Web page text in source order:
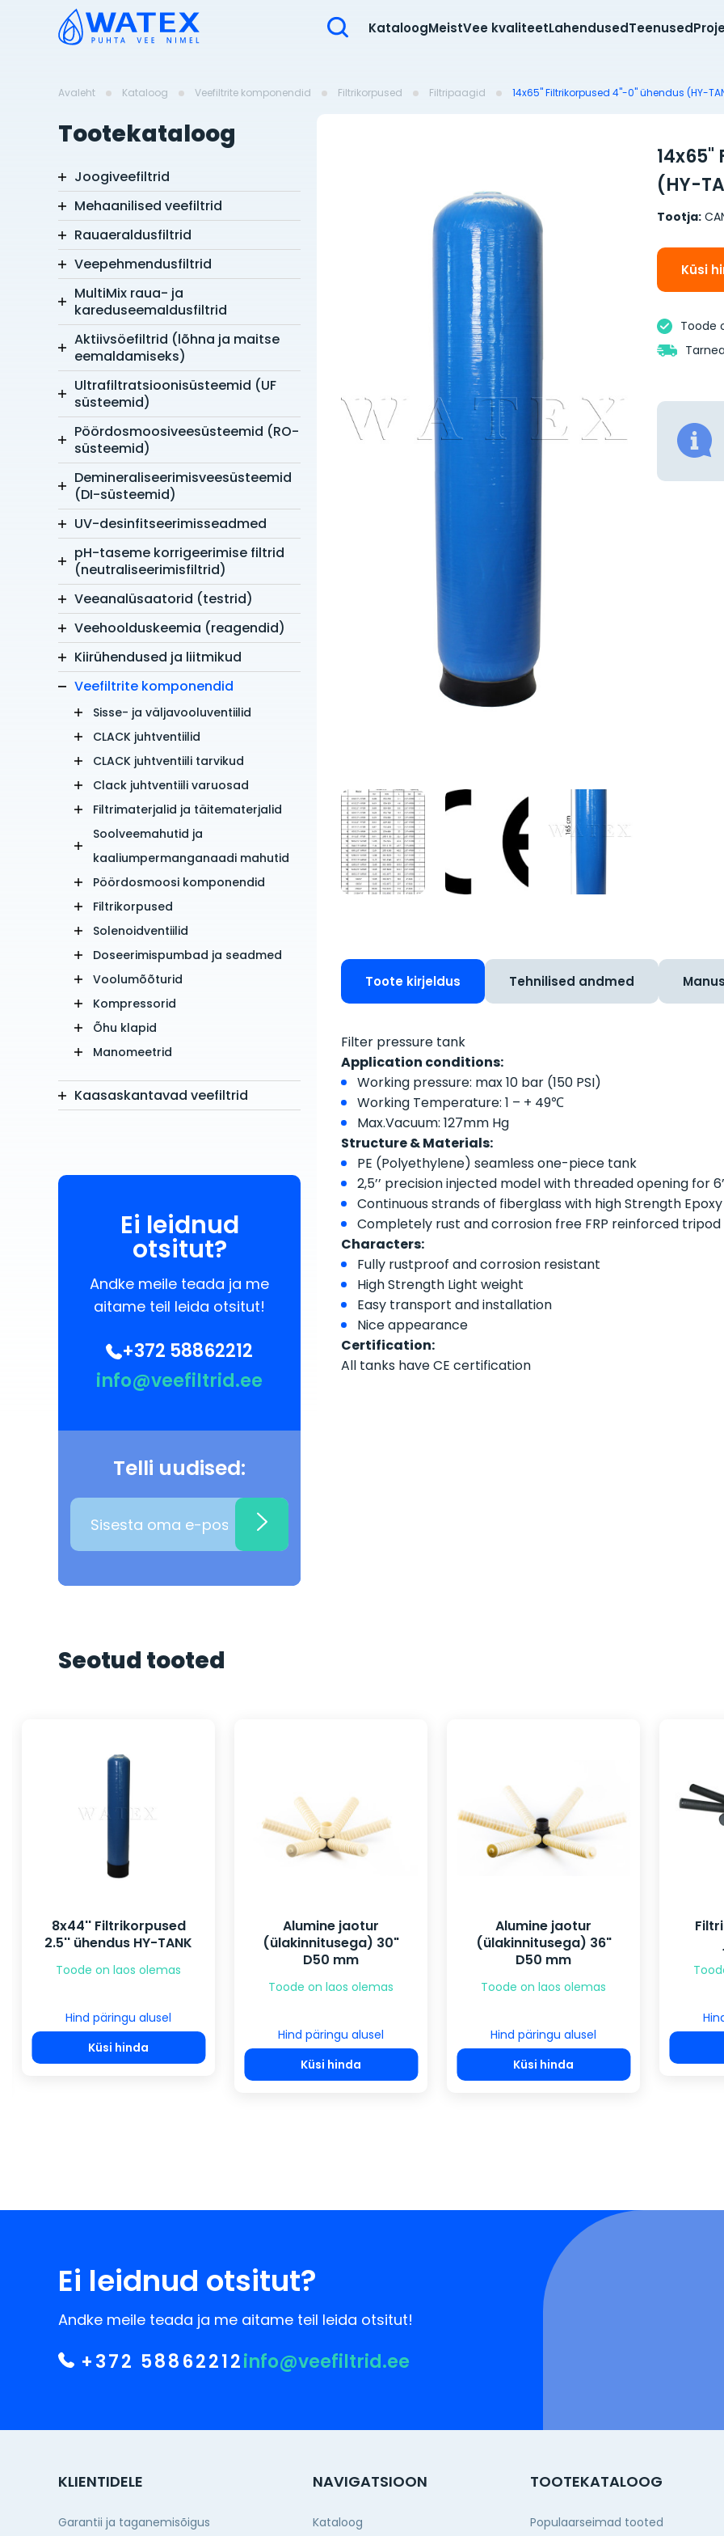
KataloogMeistVee kvaliteetLahendusedTeenused
Avaleht Kataloog Veefiltrite komponendid Filtrikorpused Filtripaagid 14x65" Filtrikorpused 4"-0'' ühendus (HY-
Tootekataloog
Joogiveefiltrid
Mehaanilised veefiltrid
Rauaeraldusfiltrid
Veepehmendusfiltrid
MultiMix raua- ja
kareduseemaldusfiltrid
Aktiivsöefiltrid (lõhna ja maitse
eemaldamiseks)
Ultrafiltratsioonisüsteemid (UF
süsteemid)
Pöördosmoosiveesüsteemid (RO-
süsteemid)
Demineraliseerimisveesüsteemid
(DI-süsteemid)
UV-desinfitseerimisseadmed
pH-taseme korrigeerimise filtrid
(neutraliseerimisfiltrid)
Veeanalüsaatorid (testrid)
Veehoolduskeemia (reagendid)
Kiirühendused ja liitmikud
Veefiltrite komponendid
Sisse- ja väljavooluventiilid
CLACK juhtventiilid
CLACK juhtventiili tarvikud
Clack juhtventiili varuosad
Filtrimaterjalid ja täitematerjalid
Soolveemahutid ja
kaaliumpermanganaadi mahutid
Pöördosmoosi komponendid
Filtrikorpused
Solenoidventiilid
Doseerimispumbad ja seadmed
Voolumõõturid
Kompressorid
Õhu klapid
Manomeetrid
Kaasaskantavad veefiltrid
Ei leidnud
otsitut?
Andke meile teada ja me
aitame teil leida otsitut!
+372 58862212
info@veefiltrid.ee
Telli uudised:
(HY-
Tootja:
Küsi
Toode
Toote kirjeldus Tehnilised andmed
Filter pressure tank
Application conditions:
Working pressure: max 10 bar (150 PSI)
Working Temperature: 1 – + 49℃
Max.Vacuum: 127mm Hg
Structure & Materials:
PE (Polyethylene) seamless one-piece tank
2,5’’ precision injected model with threaded opening for 6’’
Continuous strands of fiberglass with high Strength
Completely rust and corrosion free FRP reinforced tripod
Characters:
Fully rustproof and corrosion resistant
High Strength Light weight
Easy transport and installation
Nice appearance
Certification:
All tanks have CE certification
Seotud tooted
8x44'' Filtrikorpused
2.5'' ühendus HY-TANK
Toode on laos olemas
Hind päringu alusel
Küsi hinda
Alumine jaotur
(ülakinnitusega) 30"
D50 mm
Toode on laos olemas
Hind päringu alusel
Küsi hinda
Alumine jaotur
(ülakinnitusega) 36"
D50 mm
Toode on laos olemas
Hind päringu alusel
Küsi hinda
Ei leidnud otsitut?
Andke meile teada ja me aitame teil leida otsitut!
+372 58862212info@veefiltrid.ee
KLIENTIDELE
Garantii ja taganemisõigus
NAVIGATSIOON
Kataloog
TOOTEKATALOOG
Populaarseimad tooted